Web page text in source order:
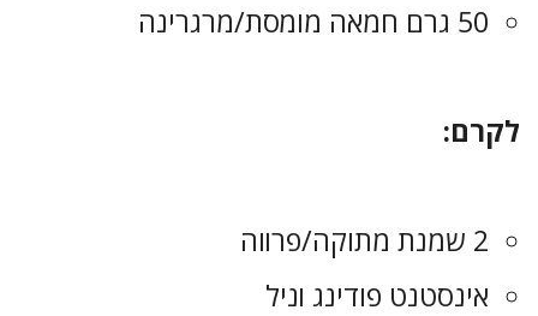
50 גרם חמאה מומסת/מרגרינה
לקרם:
2 שמנת מתוקה/פרווה
אינסטנט פודינג וניל